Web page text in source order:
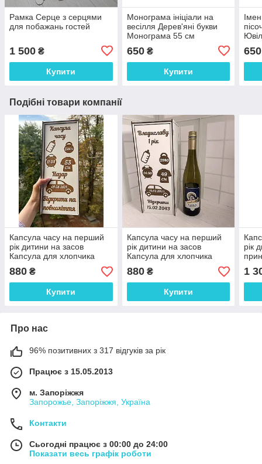
Рамка Серце з серцями
для побажань гостей
1 500 ₴
Купити
Монограма ініціали на
весілля Дерев'яні букви
Монограма 55 см
650₴
Купити
650
Подібні товари компанії
Капсула часу на перший
рік дитини на засов
Капсула для хлопчика
Розміри коробки 36х13х11
см
880 ₴
Купити
Капсула часу на перший
рік дитини на засов
Капсула для хлопчика
Розміри коробки 36х13х11
см
880₴
Купити
рік
см
1
Про нас
96% позитивних з 317 відгуків за рік
Працює з 15.05.2013
м. Запоріжжя
Запорожье, Запоріжжя, Україна
Контакти
Сьогодні працює з 00:00 до 24:00
Показати весь графік роботи